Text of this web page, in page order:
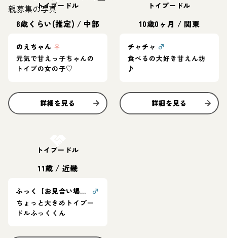
トイプードル
8歳くらい(推定) / 中部
のえちゃん ♀
元気で甘えっ子ちゃんの
トイプの女の子♡
詳細を見る
トイプードル
10歳0ヶ月 / 関東
チャチャ ♂
食べるの大好き甘えん坊
♪
詳細を見る
トイプードル
11歳 / 近畿
ふっく【お見合い場所：東京】
♂
ちょっと大きめトイプー
ドルふっくくん